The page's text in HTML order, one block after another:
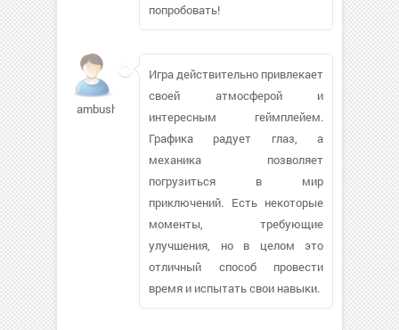
попробовать!
ambush788
Игра действительно привлекает
своей атмосферой и
интересным геймплейем.
Графика радует глаз, а
механика позволяет
погрузиться в мир
приключений. Есть некоторые
моменты, требующие
улучшения, но в целом это
отличный способ провести
время и испытать свои навыки.